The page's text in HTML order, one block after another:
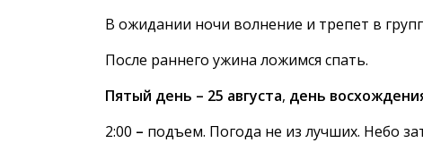
В ожидании ночи волнение и трепет в
После раннего ужина ложимся спать.
Пятый день – 25 августа, день
2:00 – подъем. Погода не из лучших. Небо